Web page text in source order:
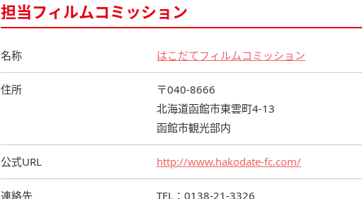
担当フィルムコミッション
名称 はこだてフィルムコミッション
住所
〒040-8666
北海道函館市東雲町4-13
函館市観光部内
公式URL http://www.hakodate-fc.com/
連絡先
TEL：0138-21-3326